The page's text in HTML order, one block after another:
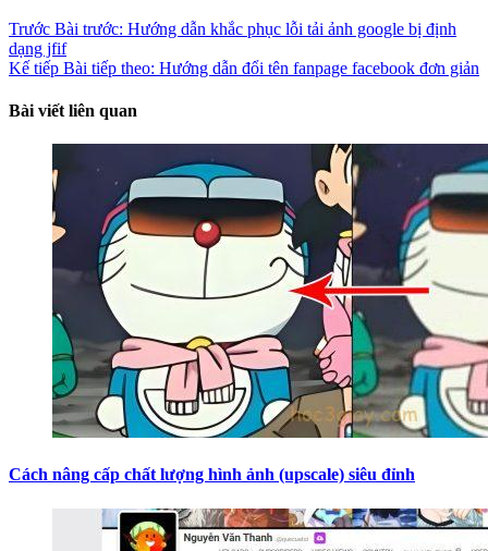
Trước Bài trước: Hướng dẫn khắc phục lỗi tải ảnh google bị định
dạng jfif
Kế tiếp Bài tiếp theo: Hướng dẫn đổi tên fanpage facebook đơn giản
Bài viết liên quan
Cách nâng cấp chất lượng hình ảnh (upscale) siêu đỉnh